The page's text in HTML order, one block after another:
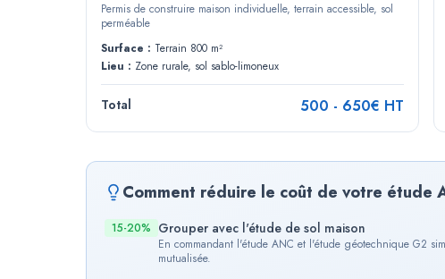
Permis de construire maison individuelle, terrain accessible, sol
perméable
Surface : Terrain 800 m²
Lieu : Zone rurale, sol sablo-limoneux
Total 500 - 650€ HT
Comment réduire le coût de votre étude
15-20% Grouper avec l'étude de sol maison
En commandant l'étude ANC et l'étude géotechnique G2
mutualisée.